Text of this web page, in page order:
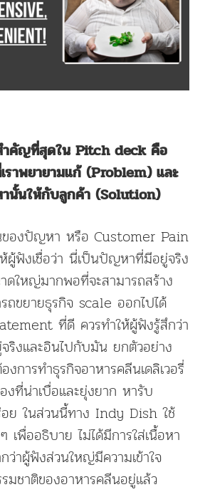
ำคัญที่สุดใน Pitch deck คือ
าพยายามแก้ (Problem) และ
านั้นให้กับลูกค้า (Solution)
ของปัญหา หรือ Customer Pain
ผู้ฟังเชื่อว่า นี่เป็นปัญหาที่มีอยู่จริง
ดใหญ่มากพอที่จะสามารถสร้าง
ถขยายธุรกิจ scale ออกไปได้
ที่ดี ควรทำให้ผู้ฟังรู้สึกว่า
งและอินไปกับมัน ยกตัวอย่าง
การทำธุรกิจอาหารคลีนเดลิเวอรี่
งที่น่าเบื่อและยุ่งยาก หารับ
ย ในส่วนนี้ทาง Indy Dish ใช้
เพื่ออธิบาย ไม่ได้มีการใส่เนื้อหา
ว่าผู้ฟังส่วนใหญ่มีความเข้าใจ
มชาติของอาหารคลีนอยู่แล้ว